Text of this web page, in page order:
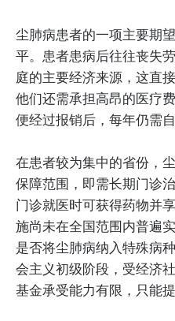
尘肺病患者的一项主要期
平。患者患病后往往丧失
庭的主要经济来源，这直
他们还需承担高昂的医疗
便经过报销后，每年仍需
在患者较为集中的省份，
保障范围，即需长期门诊
门诊就医时可获得药物并
施尚未在全国范围内普遍
是否将尘肺病纳入特殊病
会主义初级阶段，受经济
基金承受能力有限，只能